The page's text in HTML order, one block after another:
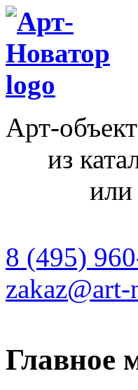
Арт-объект
из
или на
8 (495)
Главное